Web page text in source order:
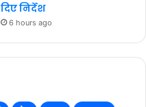
दिए निर्देश
6 hours ago